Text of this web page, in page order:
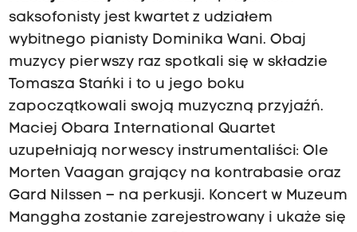
saksofonisty jest kwartet z udziałem
wybitnego pianisty Dominika Wani. Obaj
muzycy pierwszy raz spotkali się w składzie
Tomasza Stańki i to u jego boku
zapoczątkowali swoją muzyczną przyjaźń.
Maciej Obara International Quartet
uzupełniają norwescy instrumentaliści: Ole
Morten Vaagan grający na kontrabasie oraz
Gard Nilssen – na perkusji. Koncert w Muzeum
Manggha zostanie zarejestrowany i ukaże się